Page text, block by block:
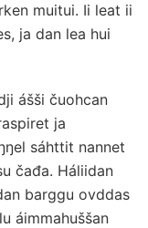
muitui. Ii leat ii
ja dan lea hui
ášši čuohcan
ja
sáhttit nannet
čađa. Háliidan
barggu ovddas
áimmahuššan